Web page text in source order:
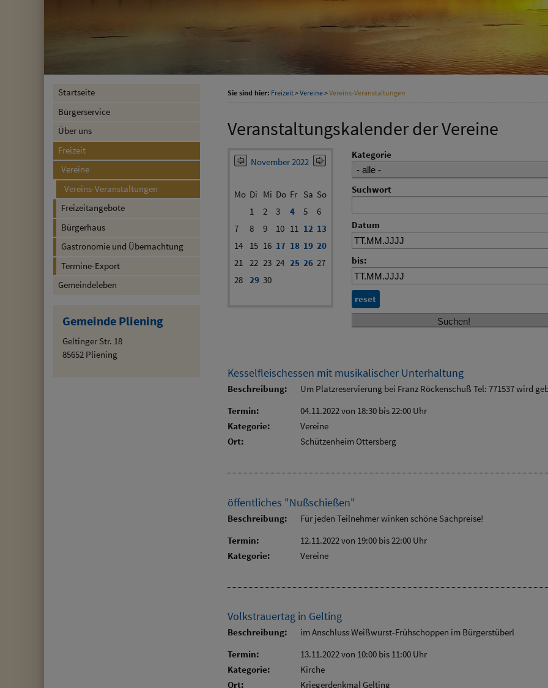
Startseite
Bürgerservice
Über uns
Freizeit
Vereine
Vereins-Veranstaltungen
Freizeitangebote
Bürgerhaus
Gastronomie und Übernachtung
Termine-Export
Gemeindeleben
Gemeinde Pliening
Geltinger Str. 18
85652 Pliening
Sie sind hier: Freizeit>Vereine>Vereins-Veranstaltungen
Veranstaltungskalender der Vereine
November 2022
Mo Di Mi Do Fr Sa So
1
2 3 4 5
6
7
8 9 10 11 12 13
14
15 16 17 18 19 20
21 22 23 24 25 26 27
28 29 30
Kategorie
Suchwort
Datum
bis:
reset
Kesselfleischessen mit musikalischer Unterhaltung
Beschreibung:
Um Platzreservierung bei Franz Röckenschuß Tel: 771537 wird
Termin:
04.11.2022 von 18:30 bis 22:00 Uhr
Kategorie:
Vereine
Ort:
Schützenheim Ottersberg
öffentliches "Nußschießen"
Beschreibung:
Für jeden Teilnehmer winken schöne Sachpreise!
Termin:
12.11.2022 von 19:00 bis 22:00 Uhr
Kategorie:
Vereine
Volkstrauertag in Gelting
Beschreibung:
im Anschluss Weißwurst-Frühschoppen im Bürgerstüberl
Termin:
13.11.2022 von 10:00 bis 11:00 Uhr
Kategorie:
Kirche
Ort:
Kriegerdenkmal Gelting